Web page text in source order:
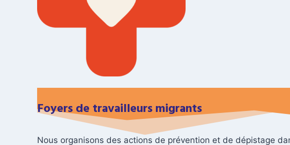
Foyers de travailleurs migrants
Nous organisons des actions de prévention et de dépistage